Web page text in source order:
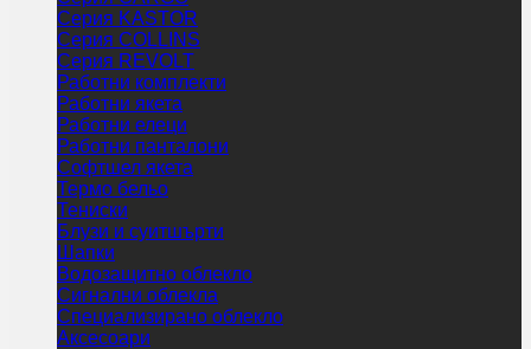
Серия KASTOR
Серия COLLINS
Серия REVOLT
Работни комплекти
Работни якета
Работни елеци
Работни панталони
Софтшел якета
Термо бельо
Тениски
Блузи и суитшърти
Шапки
Водозащитно облекло
Сигнални облекла
Специализирано облекло
Аксесоари